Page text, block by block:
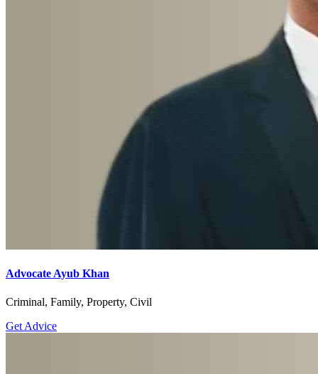
Advocate Ayub Khan
Criminal, Family, Property, Civil
Get Advice